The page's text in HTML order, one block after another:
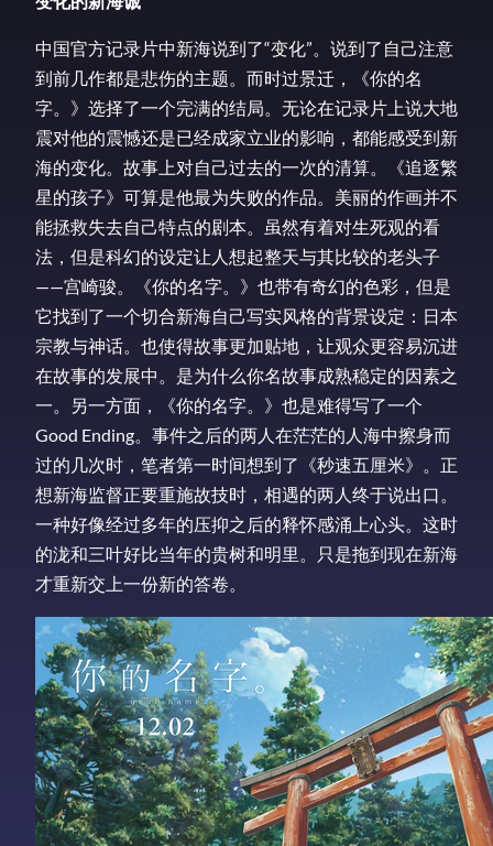
中国官方记录片中新海说到了“变化”。说到了自己注意
到前几作都是悲伤的主题。而时过景迁，《你的名
字。》选择了一个完满的结局。无论在记录片上说大地
震对他的震憾还是已经成家立业的影响，都能感受到新
海的变化。故事上对自己过去的一次的清算。《追逐繁
星的孩子》可算是他最为失败的作品。美丽的作画并不
能拯救失去自己特点的剧本。虽然有着对生死观的看
法，但是科幻的设定让人想起整天与其比较的老头子
——宫崎骏。《你的名字。》也带有奇幻的色彩，但是
它找到了一个切合新海自己写实风格的背景设定：日本
宗教与神话。也使得故事更加贴地，让观众更容易沉进
在故事的发展中。是为什么你名故事成熟稳定的因素之
一。另一方面，《你的名字。》也是难得写了一个
Good Ending。事件之后的两人在茫茫的人海中擦身而
过的几次时，笔者第一时间想到了《秒速五厘米》。正
想新海监督正要重施故技时，相遇的两人终于说出口。
一种好像经过多年的压抑之后的释怀感涌上心头。这时
的泷和三叶好比当年的贵树和明里。只是拖到现在新海
才重新交上一份新的答卷。